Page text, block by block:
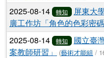
2025-08-14 轉知
屏東大
廣工作坊「角色的色彩密碼
2025-08-14 轉知
國立臺
案教師研習」
(藝術才能組 /